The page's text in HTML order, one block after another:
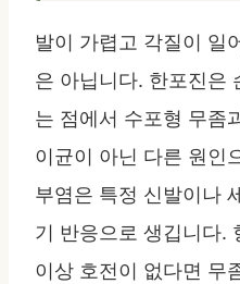
발이 가렵고 각질이 일
은 아닙니다. 한포진은
는 점에서 수포형 무좀
이균이 아닌 다른 원인
부염은 특정 신발이나
기 반응으로 생깁니다.
이상 호전이 없다면 무